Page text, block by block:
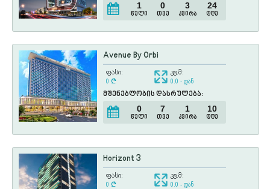
1 0 3 24
წელი თვე კვირა დღე
Avenue By Orbi
ფასი:
0 ¢
კვ.მ:
0.0 - დან
მშენებლობის დასრულება:
0 7 1 10
წელი თვე კვირა დღე
Horizont 3
ფასი:
0 ¢
კვ.მ:
0.0 - დან